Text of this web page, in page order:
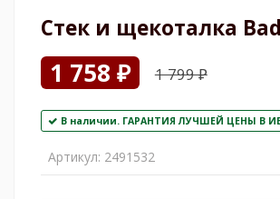
Стек и щекоталка
1 758 ₽ 1 799 ₽
В наличии. ГАРАНТИЯ ЛУЧШЕЙ ЦЕНЫ В
Артикул: 2491532